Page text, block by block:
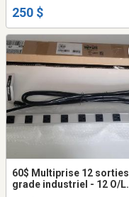
250 $
60$ Multiprise 12 sorties
grade industriel - 12 O/L